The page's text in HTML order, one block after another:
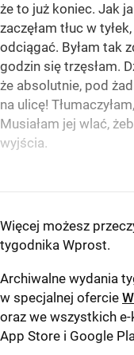
że to już koniec. Jak
zaczęłam tłuc w
odciągać. Byłam tak
godzin się trzęsłam.
że absolutnie, pod
na ulicę!
Musiałam jej wlać,
wyjścia.
Więcej możesz
tygodnika Wprost.
Archiwalne wydania
w specjalnej ofercie
oraz we wszystkich
App Store i Google